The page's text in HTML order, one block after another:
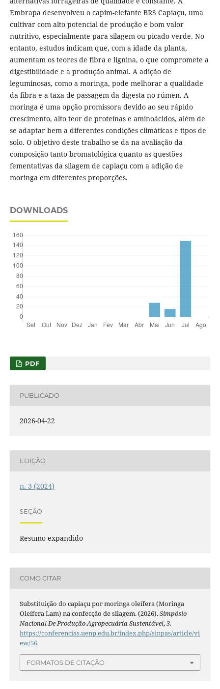
Embrapa desenvolveu o capim-elefante BRS Capiaçu, uma
cultivar com alto potencial de produção e bom valor
nutritivo, especialmente para silagem ou picado verde. No
entanto, estudos indicam que, com a idade da planta,
aumentam os teores de fibra e lignina, o que compromete a
digestibilidade e a produção animal. A adição de
leguminosas, como a moringa, pode melhorar a qualidade
da fibra e a taxa de passagem da digesta no rúmen. A
moringa é uma opção promissora devido ao seu rápido
crescimento, alto teor de proteínas e aminoácidos, além de
se adaptar bem a diferentes condições climáticas e tipos de
solo. O objetivo deste trabalho se da na avaliação da
composição tanto bromatológica quanto as questões
fementativas da silagem de capiaçu com a adição de
moringa em diferentes proporções.
DOWNLOADS
PDF
PUBLICADO
2026-04-22
EDIÇÃO
n. 3 (2024)
SEÇÃO
Resumo expandido
COMO CITAR
Substituição do capiaçu por moringa oleífera (Moringa
Oleífera Lam) na confecção de silagem. (2026).Simpósio
Nacional De Produção Agropecuária Sustentável,3.
https://conferencias.uenp.edu.br/index.php/sinpas/article/vi
ew/56
FORMATOS DE CITAÇÃO